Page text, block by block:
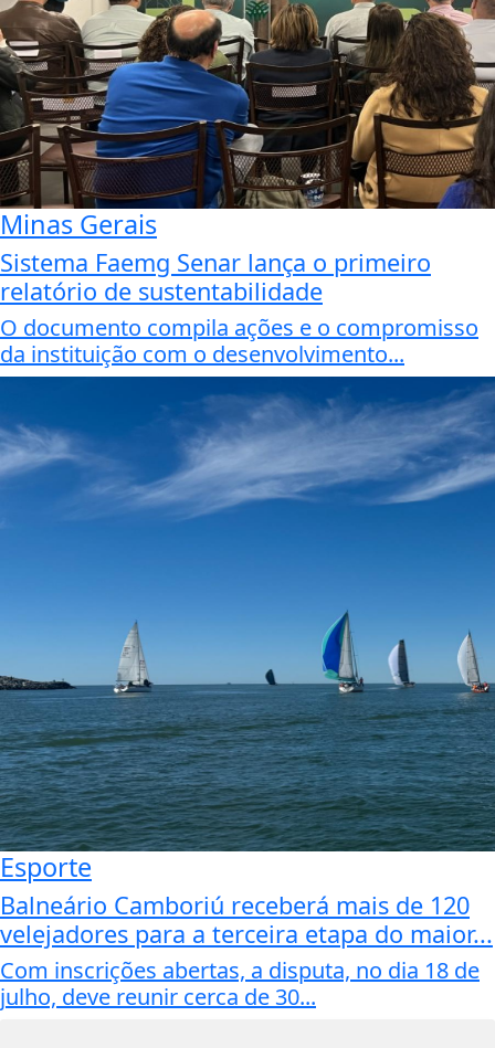
Minas Gerais
Sistema Faemg Senar lança o primeiro
relatório de sustentabilidade
O documento compila ações e o compromisso
da instituição com o desenvolvimento...
Esporte
Balneário Camboriú receberá mais de 120
velejadores para a terceira etapa do maior...
Com inscrições abertas, a disputa, no dia 18 de
julho, deve reunir cerca de 30...